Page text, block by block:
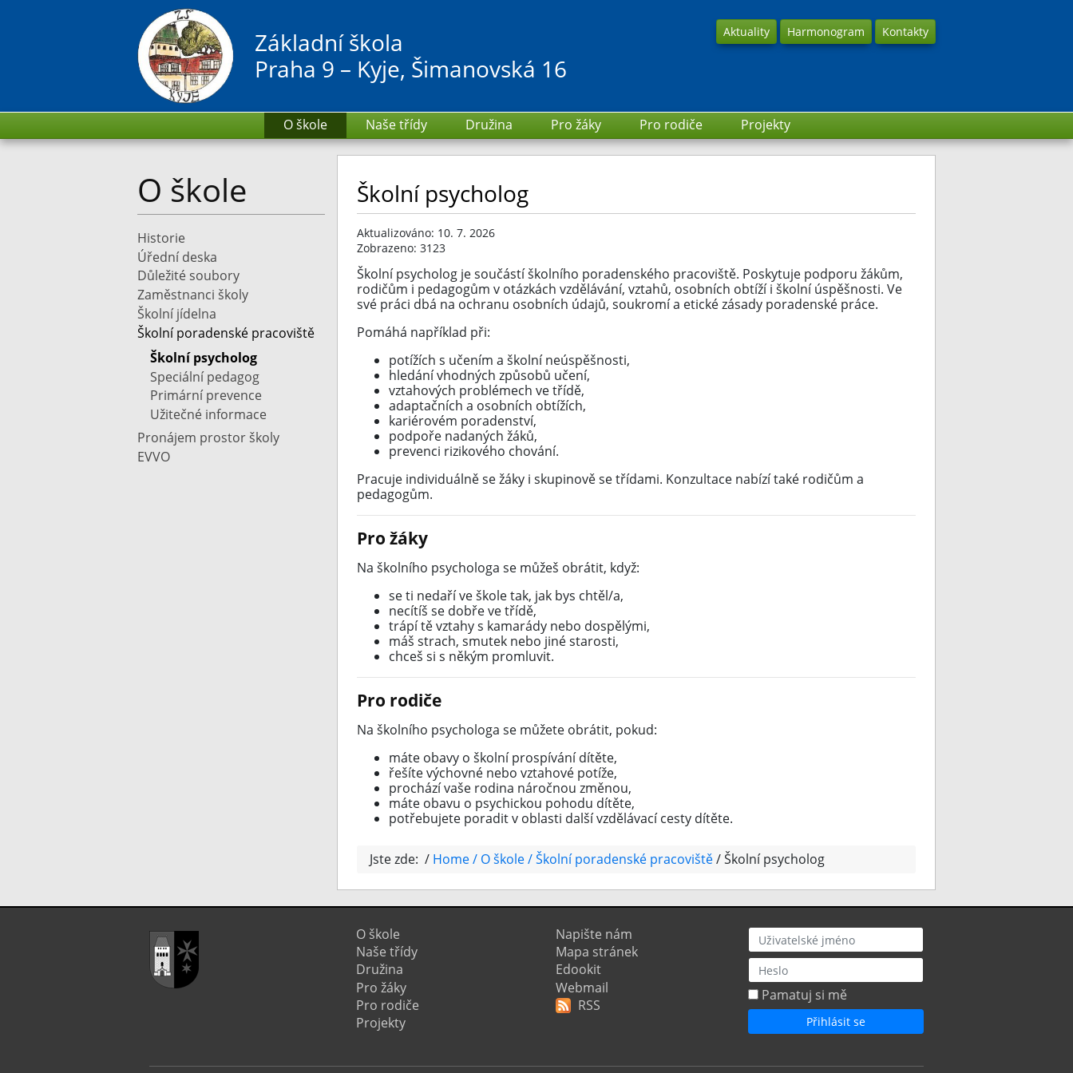
Základní škola
Praha 9 – Kyje, Šimanovská 16
Aktuality Harmonogram Kontakty
O škole Naše třídy Družina Pro žáky Pro rodiče Projekty
O škole
Historie
Úřední deska
Důležité soubory
Zaměstnanci školy
Školní jídelna
Školní poradenské pracoviště
Školní psycholog
Speciální pedagog
Primární prevence
Užitečné informace
Pronájem prostor školy
EVVO
Školní psycholog
Aktualizováno: 10. 7. 2026
Zobrazeno: 3123
Školní psycholog je součástí školního poradenského pracoviště. Poskytuje podporu žákům,
rodičům i pedagogům v otázkách vzdělávání, vztahů, osobních obtíží i školní úspěšnosti. Ve
své práci dbá na ochranu osobních údajů, soukromí a etické zásady poradenské práce.
Pomáhá například při:
potížích s učením a školní neúspěšnosti,
hledání vhodných způsobů učení,
vztahových problémech ve třídě,
adaptačních a osobních obtížích,
kariérovém poradenství,
podpoře nadaných žáků,
prevenci rizikového chování.
Pracuje individuálně se žáky i skupinově se třídami. Konzultace nabízí také rodičům a
pedagogům.
Pro žáky
Na školního psychologa se můžeš obrátit, když:
se ti nedaří ve škole tak, jak bys chtěl/a,
necítíš se dobře ve třídě,
trápí tě vztahy s kamarády nebo dospělými,
máš strach, smutek nebo jiné starosti,
chceš si s někým promluvit.
Pro rodiče
Na školního psychologa se můžete obrátit, pokud:
máte obavy o školní prospívání dítěte,
řešíte výchovné nebo vztahové potíže,
prochází vaše rodina náročnou změnou,
máte obavu o psychickou pohodu dítěte,
potřebujete poradit v oblasti další vzdělávací cesty dítěte.
Jste zde: / Home O škole Školní poradenské pracoviště Školní psycholog
O škole
Naše třídy
Družina
Pro žáky
Pro rodiče
Projekty
Napište nám
Mapa stránek
Edookit
Webmail
RSS
Uživatel
Heslo
Pamatuj si mě